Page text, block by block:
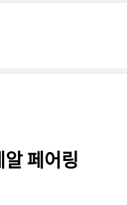
페어링